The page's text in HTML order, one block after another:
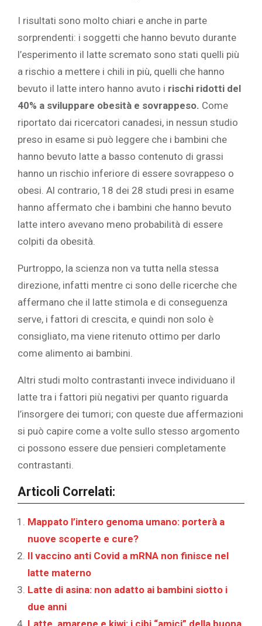
I risultati sono molto chiari e anche in parte
sorprendenti: i soggetti che hanno bevuto durante
l’esperimento il latte scremato sono stati quelli più
a rischio a mettere i chili in più, quelli che hanno
bevuto il latte intero hanno avuto i rischi ridotti del
40% a sviluppare obesità e sovrappeso. Come
riportato dai ricercatori canadesi, in nessun studio
preso in esame si può leggere che i bambini che
hanno bevuto latte a basso contenuto di grassi
hanno un rischio inferiore di essere sovrappeso o
obesi. Al contrario, 18 dei 28 studi presi in esame
hanno affermato che i bambini che hanno bevuto
latte intero avevano meno probabilità di essere
colpiti da obesità.
Purtroppo, la scienza non va tutta nella stessa
direzione, infatti mentre ci sono delle ricerche che
affermano che il latte stimola e di conseguenza
serve, i fattori di crescita, e quindi non solo è
consigliato, ma viene ritenuto ottimo per darlo
come alimento ai bambini.
Altri studi molto contrastanti invece individuano il
latte tra i fattori più negativi per quanto riguarda
l’insorgere dei tumori; con queste due affermazioni
si può capire come a volte sullo stesso argomento
ci possono essere due pensieri completamente
contrastanti.
Articoli Correlati:
Mappato l’intero genoma umano: porterà a
nuove scoperte e cure?
Il vaccino anti Covid a mRNA non finisce nel
latte materno
Latte di asina: non adatto ai bambini siotto i
due anni
Latte, amarene e kiwi: i cibi “amici” della buona